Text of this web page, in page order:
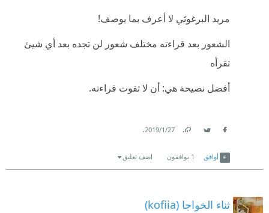
مريد البرغوثي لا أعرف بما يوصف!
الشعور بعد قراءته مختلف شعور لن تجده بعد أي شيئ
تقرأه
أفضل نصيحة هي: أن لا تفوت قراءته.
27‏/1‏/2019
.
أوافق 1 يوافقون اضف تعليق
ثناء الخواجا (kofiia)